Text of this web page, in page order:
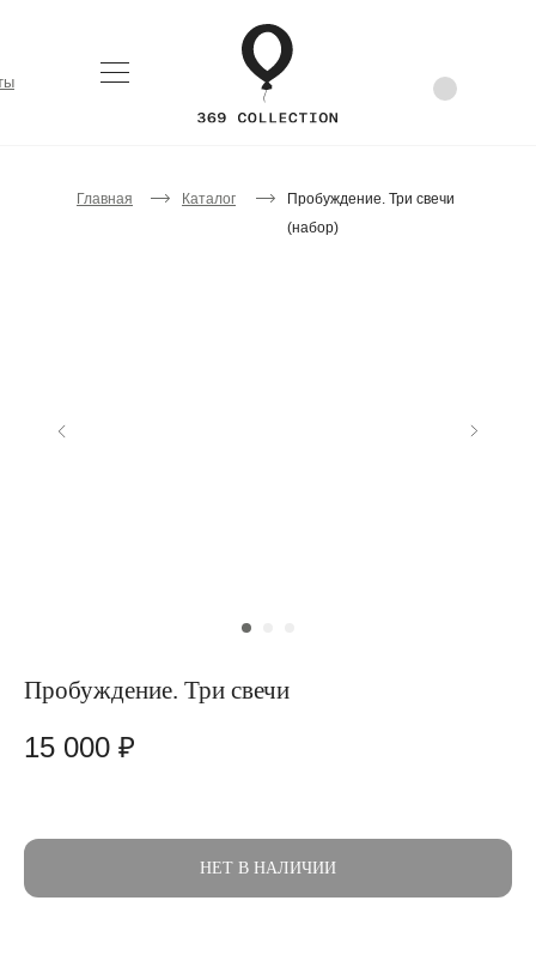
Главная Каталог
Пробуждение. Три свечи
(набор)
Пробуждение. Три свечи
15 000 ₽
НЕТ В НАЛИЧИИ